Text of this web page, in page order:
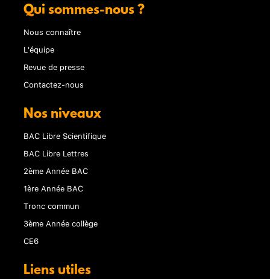
Qui sommes-nous ?
Nous connaître
L'équipe
Revue de presse
Contactez-nous
Nos niveaux
BAC Libre Scientifique
BAC Libre Lettres
2ème Année BAC
1ère Année BAC
Tronc commun
3ème Année collège
CE6
Liens utiles